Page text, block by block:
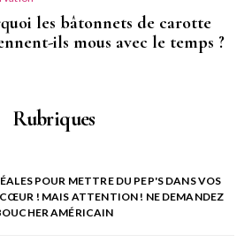
les bâtonnets de carotte
ils mous avec le temps ?
Rubriques
POUR METTRE DU PEP'S DANS VOS
! MAIS ATTENTION ! NE DEMANDEZ
AMÉRICAIN